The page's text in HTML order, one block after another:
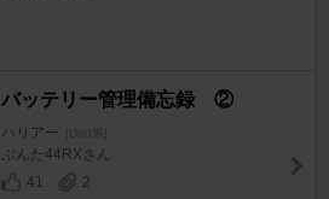
バッテリー管理備忘録 ②
ハリアー [U60系]
ぶんた44RXさん
41
2